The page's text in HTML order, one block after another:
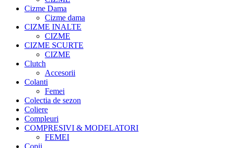
Cizme Dama
Cizme dama
CIZME INALTE
CIZME
CIZME SCURTE
CIZME
Clutch
Accesorii
Colanti
Femei
Colectia de sezon
Coliere
Compleuri
COMPRESIVI & MODELATORI
FEMEI
Copii